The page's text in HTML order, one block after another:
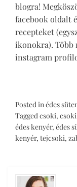
blogra!
facebook oldalt
recepteket
ikonokra). Több
instagram
Posted inédes
Taggedcsoki,
édes kenyér, édes
kenyér, tejcsoki,